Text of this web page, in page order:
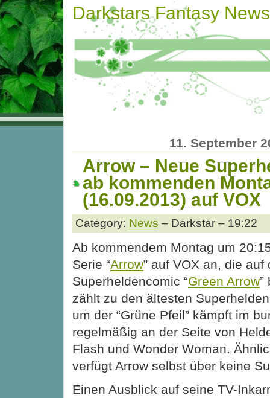
Darkstars Fantasy News
11. September
Arrow – Neue
ab kommenden
(16.09.2013) auf VOX
Category: News – Darkstar – 19:22
Ab kommendem Montag um
Serie “Arrow” auf VOX an, die auf
Superheldencomic “Green Arrow”
zählt zu den ältesten
um der “Grüne Pfeil” kämpft im
regelmäßig an der Seite von
Flash und Wonder Woman.
verfügt Arrow selbst über keine
Einen Ausblick auf seine TV-